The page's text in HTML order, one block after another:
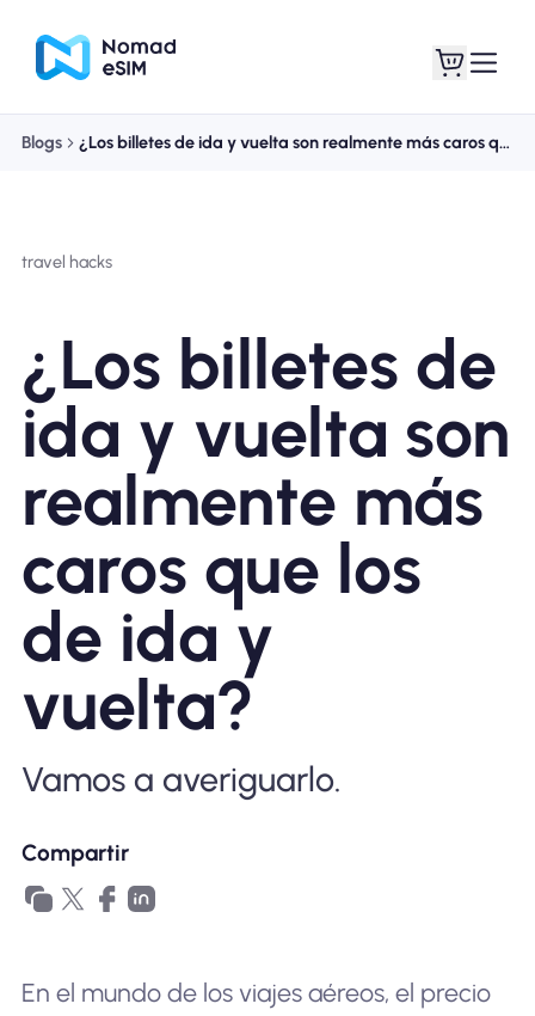
Planes de la tienda
Acerca de eSIM
Por qué la eSIM Nomad
Usando una eSIM
Para negocios
Blogs ¿Los billetes de ida y vuelta son realmente más caros que los de ida y vuelta?
travel hacks
¿Los billetes de
ida y vuelta son
realmente más
caros que los
de ida y
vuelta?
Vamos a averiguarlo.
Compartir
En el mundo de los viajes aéreos, el precio